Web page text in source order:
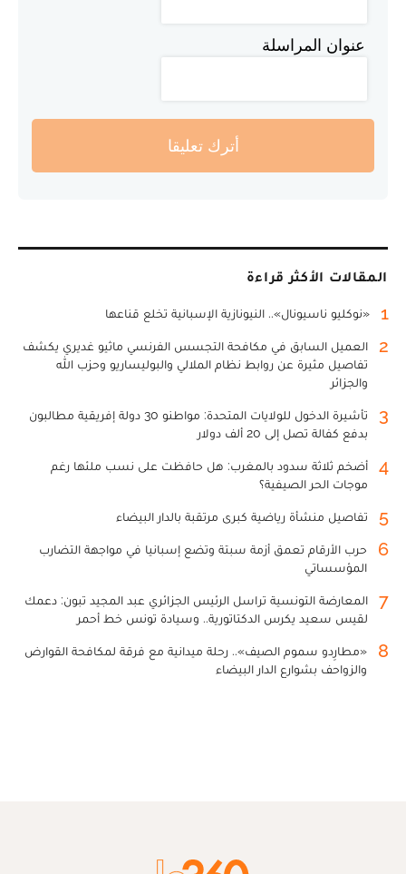
عنوان المراسلة
أترك تعليقا
المقالات الأكثر قراءة
1 «نوكليو ناسيونال».. النيونازية الإسبانية تخلع قناعها
2
العميل السابق في مكافحة التجسس الفرنسي ماثيو غديري يكشف
تفاصيل مثيرة عن روابط نظام الملالي والبوليساريو وحزب الله
والجزائر
3
تأشيرة الدخول للولايات المتحدة: مواطنو 30 دولة إفريقية مطالبون
بدفع كفالة تصل إلى 20 ألف دولار
4
أضخم ثلاثة سدود بالمغرب: هل حافظت على نسب ملئها رغم
موجات الحر الصيفية؟
5 تفاصيل منشأة رياضية كبرى مرتقبة بالدار البيضاء
6
حرب الأرقام تعمق أزمة سبتة وتضع إسبانيا في مواجهة التضارب
المؤسساتي
7
المعارضة التونسية تراسل الرئيس الجزائري عبد المجيد تبون: دعمك
لقيس سعيد يكرس الدكتاتورية.. وسيادة تونس خط أحمر
8
«مطارِدو سموم الصيف».. رحلة ميدانية مع فرقة لمكافحة القوارض
والزواحف بشوارع الدار البيضاء